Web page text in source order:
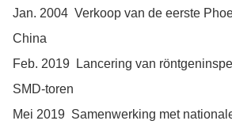
Jan. 2004 Verkoop van de eerste
China
Feb. 2019 Lancering van
SMD-toren
Mei 2019 Samenwerking met